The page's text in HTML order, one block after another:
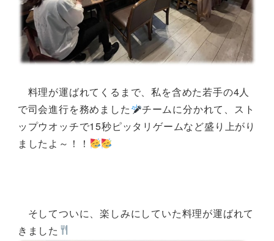
料理が運ばれてくるまで、私を含めた若手の4人
で司会進行を務めました
チームに分かれて、スト
ップウオッチで15秒ピッタリゲームなど盛り上がり
ましたよ～！！
そしてついに、楽しみにしていた料理が運ばれて
きました